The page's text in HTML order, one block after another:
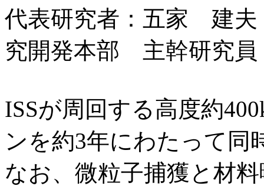
代表研究者：五家 建
究開発本部 主幹研究員
ISSが周回する高度約
ンを約3年にわたって同
なお、微粒子捕獲と材